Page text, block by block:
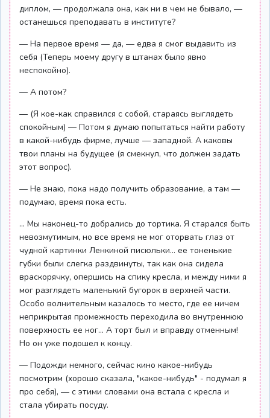
диплом, — продолжала она, как ни в чем не бывало, —
останешься преподавать в институте?
— На первое время — да, — едва я смог выдавить из
себя (Теперь моему другу в штанах было явно
неспокойно).
— А потом?
— (Я кое-как справился с собой, стараясь выглядеть
спокойным) — Потом я думаю попытаться найти работу
в какой-нибудь фирме, лучше — западной. А каковы
твои планы на будущее (я смекнул, что должен задать
этот вопрос).
— Не знаю, пока надо получить образование, а там —
подумаю, время пока есть.
... Мы наконец-то добрались до тортика. Я старался быть
невозмутимым, но все время не мог оторвать глаз от
чудной картинки Ленкиной писюльки... ее тоненькие
губки были слегка раздвинуты, так как она сидела
враскорячку, опершись на спику кресла, и между ними я
мог разглядеть маленький бугорок в верхней части.
Особо волнительным казалось то место, где ее ничем
неприкрытая промежность переходила во внутреннюю
поверхность ее ног... А торт был и вправду отменным!
Но он уже подошел к концу.
— Подожди немного, сейчас кино какое-нибудь
посмотрим (хорошо сказала, "какое-нибудь" - подумал я
про себя), — с этими словами она встала с кресла и
стала убирать посуду.